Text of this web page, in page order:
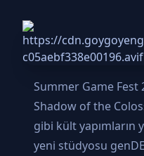
Summer Game
Shadow of the
gibi kült yapımların
yeni stüdyosu